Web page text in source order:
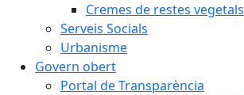
Cremes de restes vegetals
Serveis Socials
Urbanisme
Govern obert
Portal de Transparència